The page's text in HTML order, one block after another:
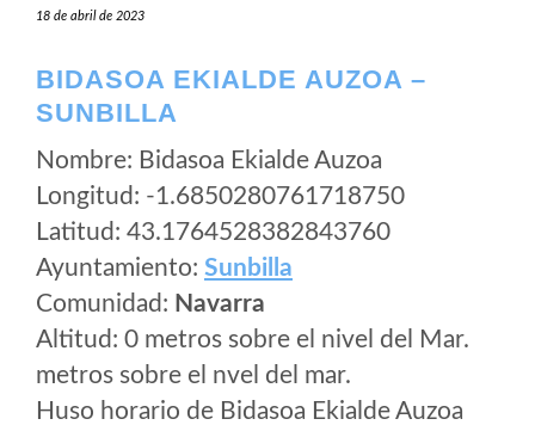
18 de abril de 2023
BIDASOA EKIALDE AUZOA –
SUNBILLA
Nombre: Bidasoa Ekialde Auzoa
Longitud: -1.6850280761718750
Latitud: 43.1764528382843760
Ayuntamiento: Sunbilla
Comunidad: Navarra
Altitud: 0 metros sobre el nivel del Mar.
metros sobre el nvel del mar.
Huso horario de Bidasoa Ekialde Auzoa